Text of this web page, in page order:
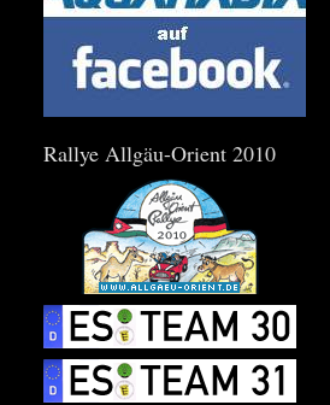
Rallye Allgäu-Orient 2010